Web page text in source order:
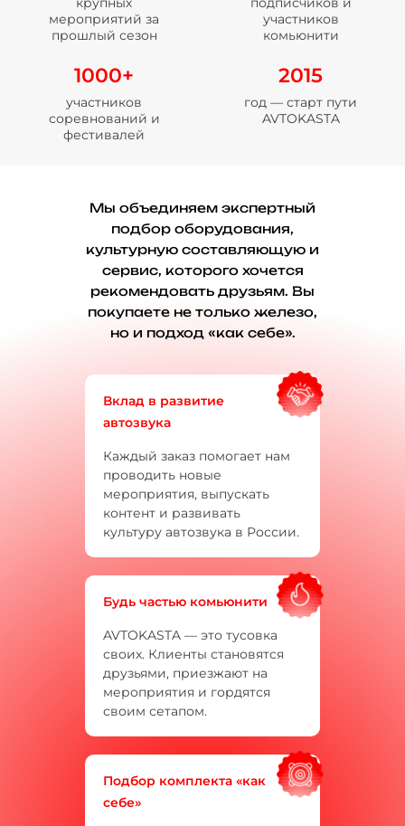
мероприятий за
прошлый сезон
участников
комьюнити
1000+
участников
соревнований и
фестивалей
2015
год — старт пути
AVTOKASTA
Мы объединяем экспертный
подбор оборудования,
культурную составляющую и
сервис, которого хочется
рекомендовать друзьям. Вы
покупаете не только железо,
но и подход «как себе».
Вклад в развитие
автозвука
Каждый заказ помогает нам
проводить новые
мероприятия, выпускать
контент и развивать
культуру автозвука в России.
Будь частью комьюнити
AVTOKASTA — это тусовка
своих. Клиенты становятся
друзьями, приезжают на
мероприятия и гордятся
своим сетапом.
Подбор комплекта «как
себе»